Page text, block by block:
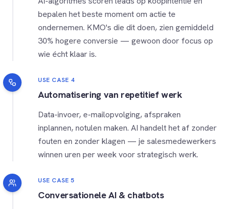
bepalen het beste moment om actie te
ondernemen. KMO's die dit doen, zien gemiddeld
30% hogere conversie — gewoon door focus op
wie écht klaar is.
USE CASE 4
Automatisering van repetitief werk
Data-invoer, e-mailopvolging, afspraken
inplannen, notulen maken. AI handelt het af zonder
fouten en zonder klagen — je salesmedewerkers
winnen uren per week voor strategisch werk.
USE CASE 5
Conversationele AI & chatbots